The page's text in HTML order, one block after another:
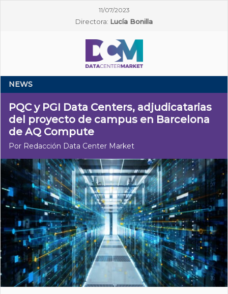
11/07/2023
Directora: Lucía Bonilla
NEWS
PQC y PGI Data Centers, adjudicatarias
del proyecto de campus en Barcelona
de AQ Compute
Por Redacción Data Center Market